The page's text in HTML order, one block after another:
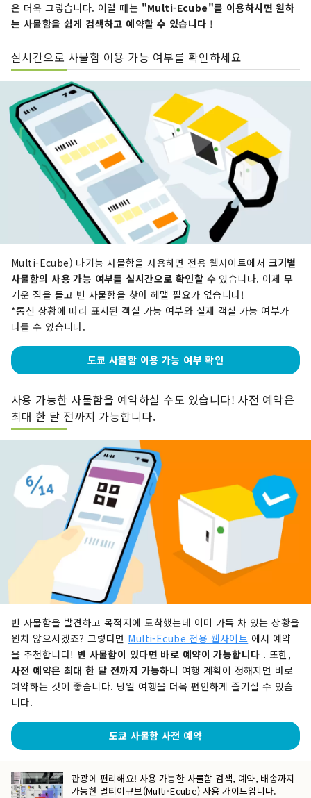
은 더욱 그렇습니다. 이럴 때는 "Multi-Ecube"를 이용하시면 원하
는 사물함을 쉽게 검색하고 예약할 수 있습니다 !
실시간으로 사물함 이용 가능 여부를 확인하세요
Multi-Ecube) 다기능 사물함을 사용하면 전용 웹사이트에서 크기별
사물함의 사용 가능 여부를 실시간으로 확인할 수 있습니다. 이제 무
거운 짐을 들고 빈 사물함을 찾아 헤맬 필요가 없습니다!
*통신 상황에 따라 표시된 객실 가능 여부와 실제 객실 가능 여부가
다를 수 있습니다.
도쿄 사물함 이용 가능 여부 확인
사용 가능한 사물함을 예약하실 수도 있습니다! 사전 예약은
최대 한 달 전까지 가능합니다.
빈 사물함을 발견하고 목적지에 도착했는데 이미 가득 차 있는 상황을
원치 않으시겠죠? 그렇다면 Multi-Ecube 전용 웹사이트 에서 예약
을 추천합니다! 빈 사물함이 있다면 바로 예약이 가능합니다 . 또한,
사전 예약은 최대 한 달 전까지 가능하니 여행 계획이 정해지면 바로
예약하는 것이 좋습니다. 당일 여행을 더욱 편안하게 즐기실 수 있습
니다.
도쿄 사물함 사전 예약
관광에 편리해요! 사용 가능한 사물함 검색, 예약, 배송까지
가능한 멀티이큐브(Multi-Ecube) 사용 가이드입니다.